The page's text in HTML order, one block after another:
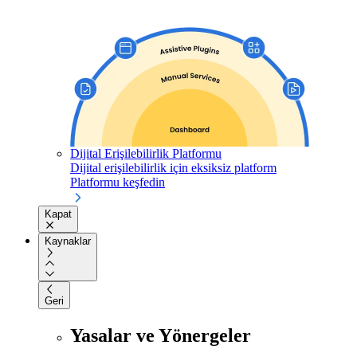
Dijital Erişilebilirlik Platformu
Dijital erişilebilirlik için eksiksiz platform
Platformu keşfedin
Kapat
Kaynaklar
Geri
Yasalar ve Yönergeler